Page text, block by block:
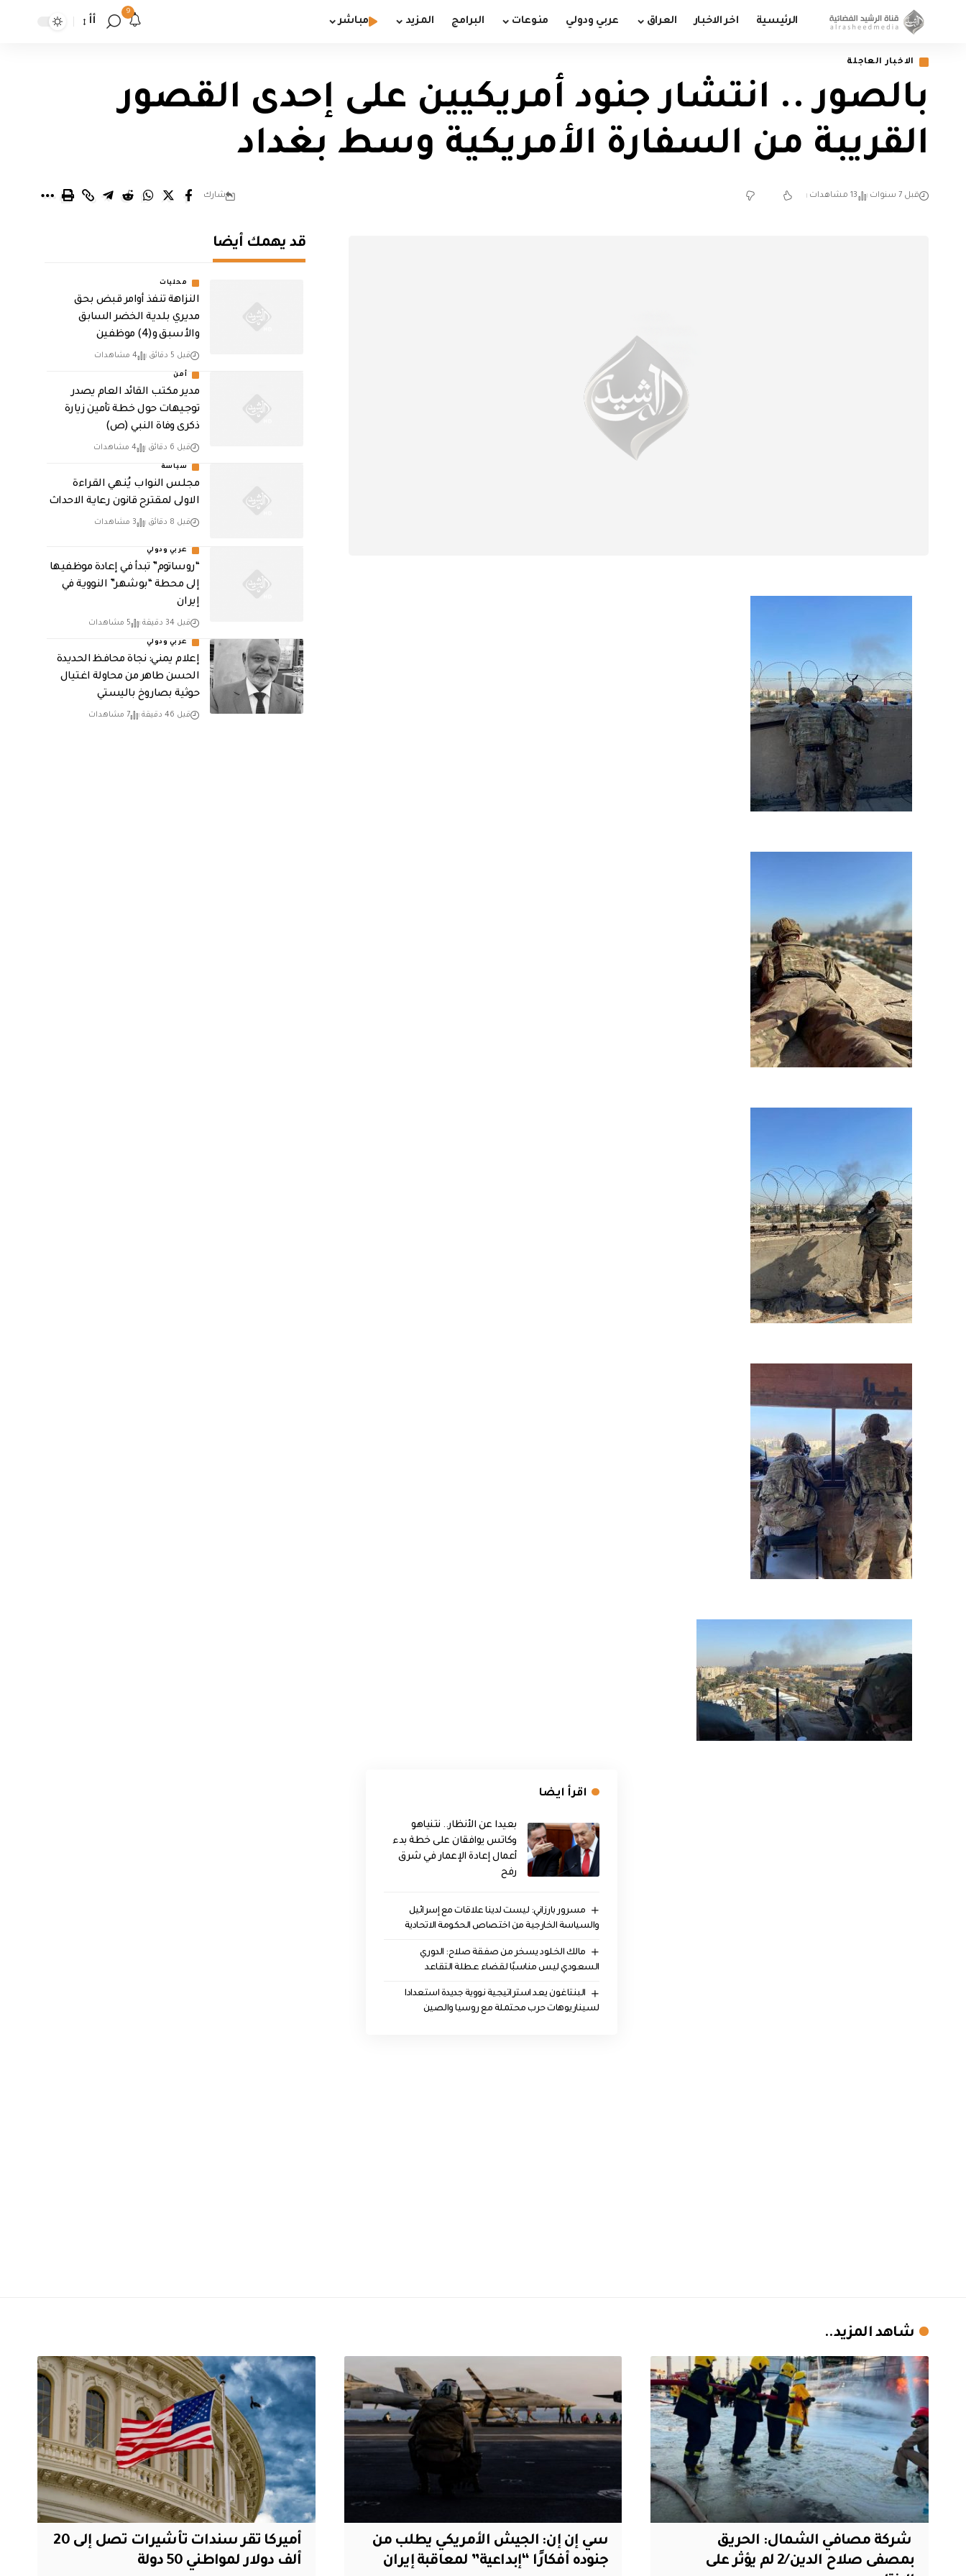
الرئيسية اخر الاخبار العراق عربي ودولي منوعات البرامج المزيد مباشر
9
أأ
الاخبار العاجلة
بالصور .. انتشار جنود أمريكيين على إحدى القصور
القريبة من السفارة الأمريكية وسط بغداد
قبل 7 سنوات 13 مشاهدات شارك
اقرأ ايضا
بعيدا عن الأنظار.. نتنياهو
وكاتس يوافقان على خطة بدء
أعمال إعادة الإعمار في شرق
رفح
مسرور بارزاني: ليست لدينا علاقات مع إسرائيل
والسياسة الخارجية من اختصاص الحكومة الاتحادية
مالك الخلود يسخر من صفقة صلاح: الدوري
السعودي ليس مناسبًا لقضاء عطلة التقاعد
البنتاغون يعد استراتيجية نووية جديدة استعدادا
لسيناريوهات حرب محتملة مع روسيا والصين
قد يهمك أيضا
محليات
النزاهة تنفذ أوامر قبض بحق
مديري بلدية الخضر السابق
والأسبق و(4) موظفين
قبل 5 دقائق 4 مشاهدات
أمن
مدير مكتب القائد العام يصدر
توجيهات حول خطة تأمين زيارة
ذكرى وفاة النبي (ص)
قبل 6 دقائق 4 مشاهدات
سياسة
مجلس النواب يُنهي القراءة
الاولى لمقترح قانون رعاية الاحداث
قبل 8 دقائق 3 مشاهدات
عربي ودولي
“روساتوم” تبدأ في إعادة موظفيها
إلى محطة “بوشهر” النووية في
إيران
قبل 34 دقيقة 5 مشاهدات
عربي ودولي
إعلام يمني: نجاة محافظ الحديدة
الحسن طاهر من محاولة اغتيال
حوثية بصاروخ باليستي
قبل 46 دقيقة 7 مشاهدات
شاهد المزيد..
‏ شركة مصافي الشمال: الحريق
بمصفى صلاح الدين/2 لم يؤثر على
سي إن إن: الجيش الأمريكي يطلب من
جنوده أفكارًا “إبداعية” لمعاقبة إيران
أميركا تقر سندات تأشيرات تصل إلى 20
ألف دولار لمواطني 50 دولة